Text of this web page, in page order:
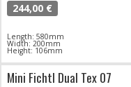
244,00 €
Length: 580mm
Width: 200mm
Height: 106mm
Mini Fichtl Dual Tex 07